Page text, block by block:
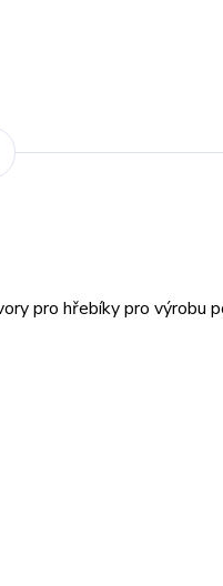
pro hřebíky pro výrobu